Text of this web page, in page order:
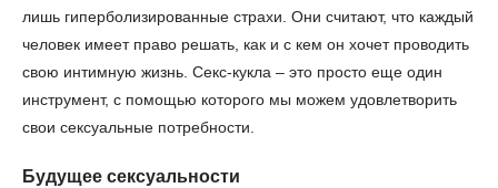
лишь гиперболизированные страхи. Они считают, что каждый
человек имеет право решать, как и с кем он хочет проводить
свою интимную жизнь. Секс-кукла – это просто еще один
инструмент, с помощью которого мы можем удовлетворить
свои сексуальные потребности.
Будущее сексуальности